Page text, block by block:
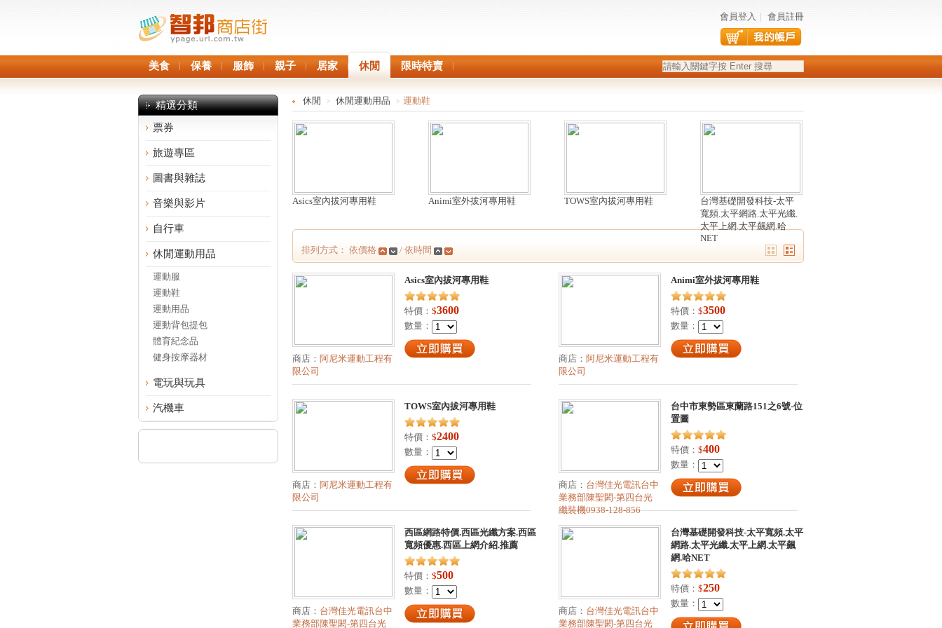
美食 保養 服飾 親子 居家 休閒 限時特賣
會員登入 會員註冊
精選分類
票券
旅遊專區
圖書與雜誌
音樂與影片
自行車
休閒運動用品
運動服
運動鞋
運動用品
運動背包提包
體育紀念品
健身按摩器材
電玩與玩具
汽機車
休閒 > 休閒運動用品 > 運動鞋
Asics室內拔河專用鞋 Animi室外拔河專用鞋 TOWS室內拔河專用鞋
台灣基礎開發科技-太平
寬頻.太平網路.太平光纖.
太平上網.太平飆網.哈
NET
排列方式： 依價格
/ 依時間
商店： 阿尼米運動工程有
限公司
Asics室內拔河專用鞋
特價： $3600
數量：
商店： 阿尼米運動工程有
限公司
Animi室外拔河專用鞋
特價： $3500
數量：
商店： 阿尼米運動工程有
限公司
TOWS室內拔河專用鞋
特價： $2400
數量：
商店： 台灣佳光電訊台中
業務部陳聖閎-第四台光
纖裝機0938-128-856
台中市東勢區東蘭路151之6號-位
置圖
特價： $400
數量：
商店： 台灣佳光電訊台中
業務部陳聖閎-第四台光
西區網路特價.西區光纖方案.西區
寬頻優惠.西區上網介紹.推薦
特價： $500
數量：
商店： 台灣佳光電訊台中
業務部陳聖閎-第四台光
台灣基礎開發科技-太平寬頻.太平
網路.太平光纖.太平上網.太平飆
網.哈NET
特價： $250
數量：